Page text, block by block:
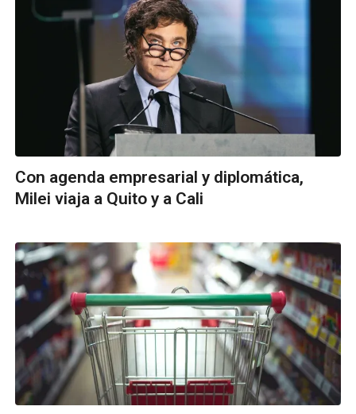
Con agenda empresarial y diplomática,
Milei viaja a Quito y a Cali